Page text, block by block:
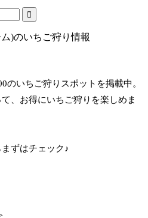
のいちご狩りスポットを掲載中。
、お得にいちご狩りを楽しめま
ずはチェック♪